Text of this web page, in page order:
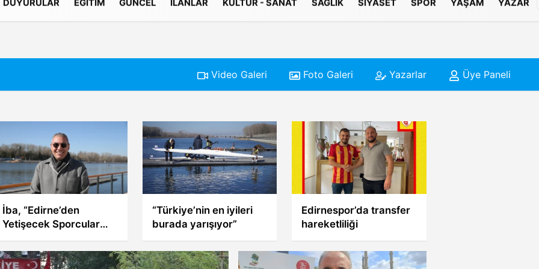
DUYURULAR EĞITIM GÜNCEL İLANLAR KÜLTÜR - SANAT SAĞLIK SIYASET SPOR YAŞAM YAZAR
Video Galeri Foto Galeri Yazarlar Üye Paneli
Sınır Beyi'nden sonra
‘Serhat Çocukları’
Edirnegücü Spor
mecliste
Karateciler Edirne’de
yarıştı